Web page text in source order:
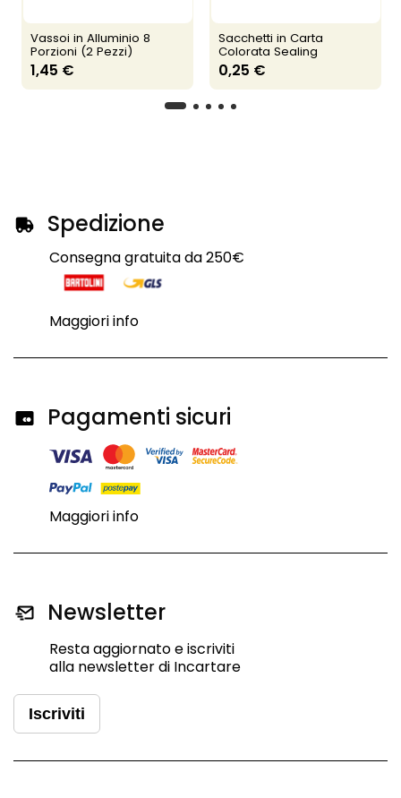
Vassoi in Alluminio 8
Porzioni (2 Pezzi)
1,45 €
Sacchetti in Carta
Colorata Sealing
0,25 €
Spedizione
Consegna gratuita da 250€
Maggiori info
Pagamenti sicuri
Maggiori info
Newsletter
Resta aggiornato e iscriviti
alla newsletter di Incartare
Iscriviti